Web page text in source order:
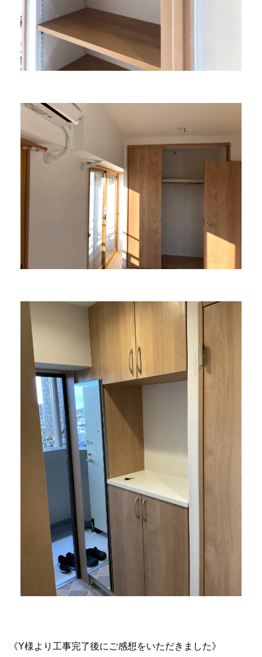
《Y様より工事完了後にご感想をいただきました》